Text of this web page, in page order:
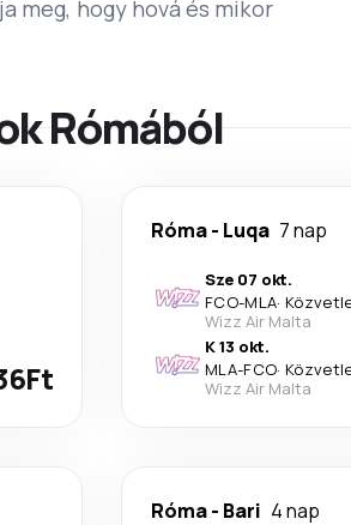
meg, hogy hová és mikor
Rómából
Róma- Luqa 7 nap
Sze 07 okt.
FCO-MLA·
Wizz Air Malta
K 13 okt.
MLA-FCO·
Wizz Air Malta
Róma- Bari 4 nap